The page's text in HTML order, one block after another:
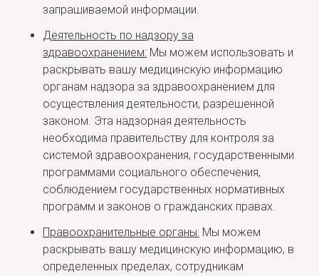
запрашиваемой информации.
Деятельность по надзору за
здравоохранением: Мы можем использовать и
раскрывать вашу медицинскую информацию
органам надзора за здравоохранением для
осуществления деятельности, разрешенной
законом. Эта надзорная деятельность
необходима правительству для контроля за
системой здравоохранения, государственными
программами социального обеспечения,
соблюдением государственных нормативных
программ и законов о гражданских правах.
Правоохранительные органы: Мы можем
раскрывать вашу медицинскую информацию, в
определенных пределах, сотрудникам